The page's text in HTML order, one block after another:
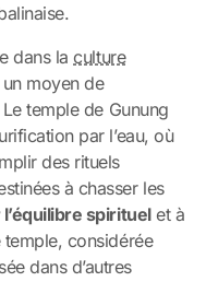
dans laculture
moyen de
temple de Gunung
par l’eau, où
des rituels
à chasser les
spirituelet à
temple, considérée
dans d’autres